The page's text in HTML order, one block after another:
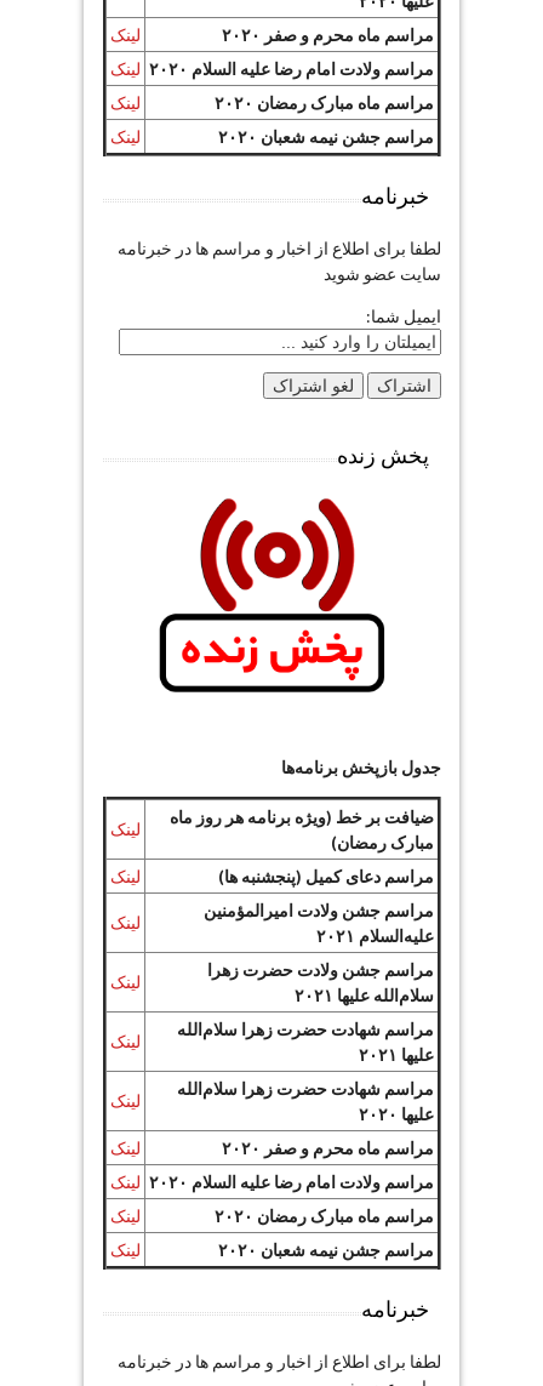
مراسم ماه محرم و صفر ۲۰۲۰
لینک
مراسم ولادت امام رضا علیه السلام ۲۰۲۰
لینک
مراسم ماه مبارک رمضان ۲۰۲۰
لینک
مراسم جشن نیمه شعبان ۲۰۲۰
لینک
خبرنامه
لطفا برای اطلاع از اخبار و مراسم ها در خبرنامه
سایت عضو شوید
ایمیل شما:
پخش زنده
جدول بازپخش برنامه‌ها
ضیافت بر خط (ویژه برنامه هر روز ماه
مبارک رمضان)
لینک
مراسم دعای کمیل (پنجشنبه ها)
لینک
مراسم جشن ولادت امیرالمؤمنین
علیه‌السلام ۲۰۲۱
لینک
مراسم جشن ولادت حضرت زهرا
سلام‌الله علیها ۲۰۲۱
لینک
مراسم شهادت حضرت زهرا سلام‌الله
علیها ۲۰۲۱
لینک
مراسم شهادت حضرت زهرا سلام‌الله
علیها ۲۰۲۰
لینک
مراسم ماه محرم و صفر ۲۰۲۰
لینک
مراسم ولادت امام رضا علیه السلام ۲۰۲۰
لینک
مراسم ماه مبارک رمضان ۲۰۲۰
لینک
مراسم جشن نیمه شعبان ۲۰۲۰
لینک
خبرنامه
لطفا برای اطلاع از اخبار و مراسم ها در خبرنامه